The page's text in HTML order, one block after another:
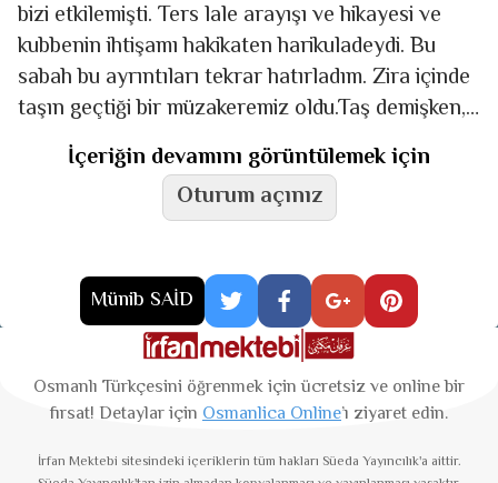
bizi etkilemişti. Ters lale arayışı ve hikayesi ve
kubbenin ihtişamı hakikaten harikuladeydi. Bu
sabah bu ayrıntıları tekrar hatırladım. Zira içinde
taşın geçtiği bir müzakeremiz oldu.Taş demişken,
taş acayip bir
İçeriğin devamını görüntülemek için
Oturum açınız
Münib SAİD
Osmanlı Türkçesini öğrenmek için ücretsiz ve online bir
fırsat! Detaylar için Osmanlica Online’ı ziyaret edin.
İrfan Mektebi sitesindeki içeriklerin tüm hakları Süeda Yayıncılık'a aittir.